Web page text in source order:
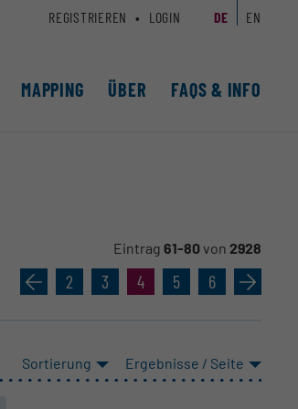
MAPPING ÜBER FAQS & INFO
REGISTRIEREN LOGIN DE EN
Eintrag 61-80von 2928
« 2 3 4 5 6 »
Sortierung Ergebnisse / Seite